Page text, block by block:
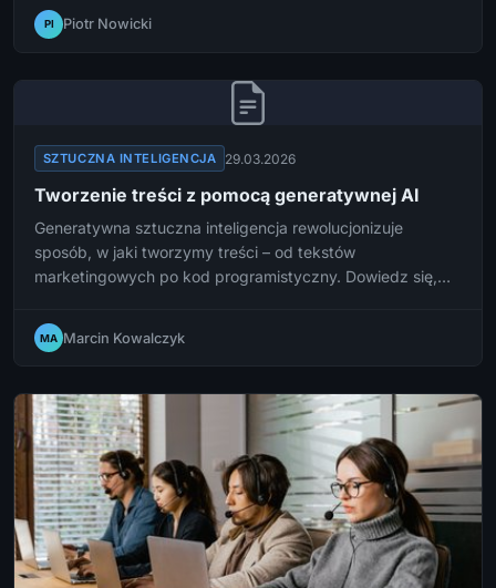
Sprawdzamy najlepsze dostępne opcje i podpowiadamy,
jak zacząć z nich korzystać.
PI Piotr Nowicki
SZTUCZNA INTELIGENCJA 29.03.2026
Tworzenie treści z pomocą generatywnej AI
Generatywna sztuczna inteligencja rewolucjonizuje
sposób, w jaki tworzymy treści – od tekstów
marketingowych po kod programistyczny. Dowiedz się,
codziennej pracy i jakie pułapki warto omijać.
MA Marcin Kowalczyk